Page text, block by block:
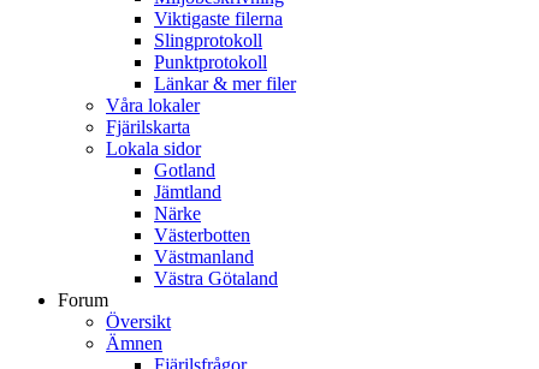
Viktigaste filerna
Slingprotokoll
Punktprotokoll
Länkar & mer filer
Våra lokaler
Fjärilskarta
Lokala sidor
Gotland
Jämtland
Närke
Västerbotten
Västmanland
Västra Götaland
Forum
Översikt
Ämnen
Fjärilsfrågor